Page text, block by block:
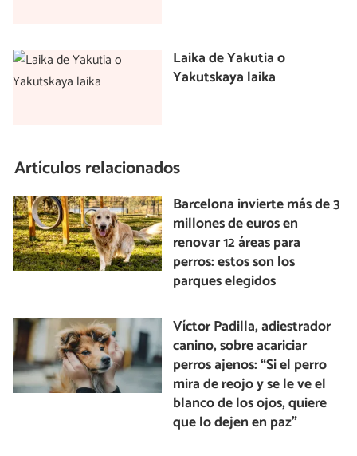
Laika de Yakutia o
Yakutskaya laika
Artículos relacionados
Barcelona invierte más de 3
millones de euros en
renovar 12 áreas para
perros: estos son los
parques elegidos
Víctor Padilla, adiestrador
canino, sobre acariciar
perros ajenos: “Si el perro
mira de reojo y se le ve el
blanco de los ojos, quiere
que lo dejen en paz”